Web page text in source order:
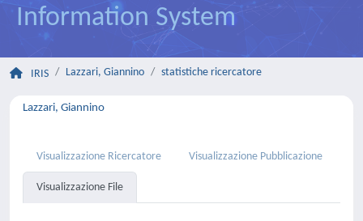
Information System
IRIS Lazzari, Giannino statistiche ricercatore
Lazzari, Giannino
Visualizzazione Ricercatore Visualizzazione Pubblicazione
Visualizzazione File